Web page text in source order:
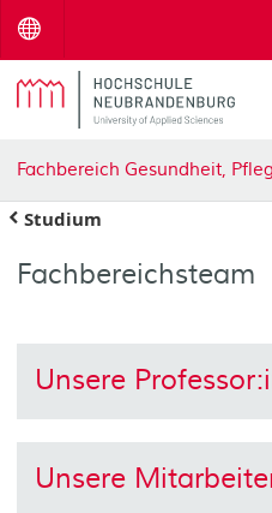
Fachbereich Gesundheit,
Studium
Fachbereichsteam
Unsere
Unsere